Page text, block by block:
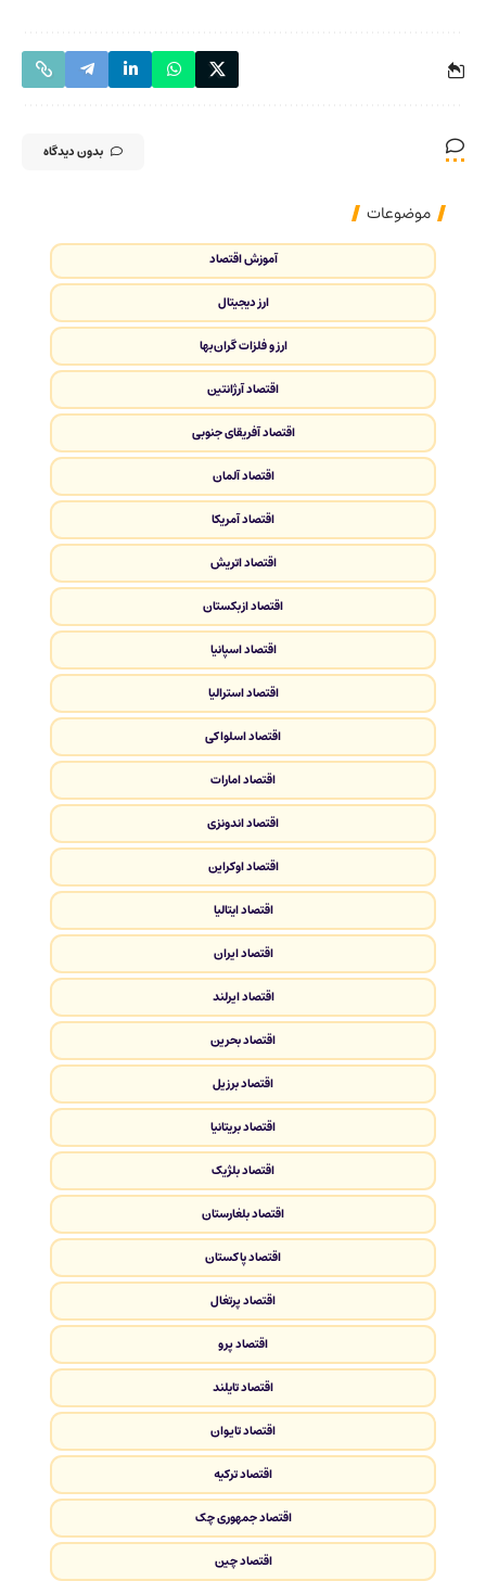
بدون دیدگاه
موضوعات
آموزش اقتصاد
ارز دیجیتال
ارز و فلزات گران‌بها
اقتصاد آرژانتین
اقتصاد آفریقای جنوبی
اقتصاد آلمان
اقتصاد آمریکا
اقتصاد اتریش
اقتصاد ازبکستان
اقتصاد اسپانیا
اقتصاد استرالیا
اقتصاد اسلواکی
اقتصاد امارات
اقتصاد اندونزی
اقتصاد اوکراین
اقتصاد ایتالیا
اقتصاد ایران
اقتصاد ایرلند
اقتصاد بحرین
اقتصاد برزیل
اقتصاد بریتانیا
اقتصاد بلژیک
اقتصاد بلغارستان
اقتصاد پاکستان
اقتصاد پرتغال
اقتصاد پرو
اقتصاد تایلند
اقتصاد تایوان
اقتصاد ترکیه
اقتصاد جمهوری چک
اقتصاد چین